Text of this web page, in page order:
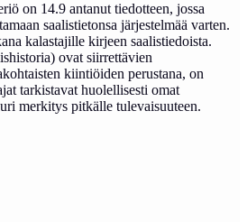
on 14.9 antanut tiedotteen, jossa
saalistietonsa järjestelmää varten.
kalastajille kirjeen saalistiedoista.
ovat siirrettävien
kiintiöiden perustana, on
tarkistavat huolellisesti omat
merkitys pitkälle tulevaisuuteen.